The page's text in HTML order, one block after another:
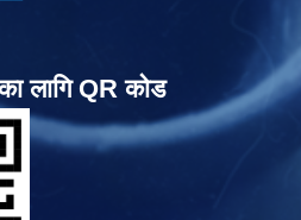
लागि QR कोड